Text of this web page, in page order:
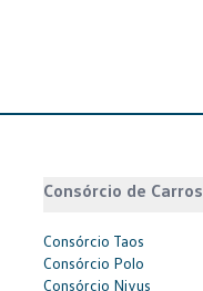
Consórcio de Carros
Consórcio Taos
Consórcio Polo
Consórcio Nivus